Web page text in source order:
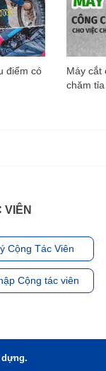
điểm có
Máy cắt
chăm
VIÊN
Cộng Tác Viên
Cộng tác viên
dựng.